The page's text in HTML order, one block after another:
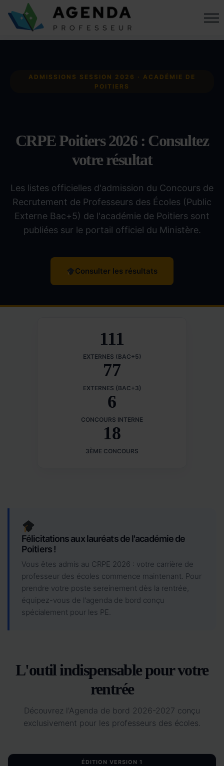
ADMISSIONS SESSION 2026 · ACADÉMIE DE
POITIERS
CRPE Poitiers 2026 : Consultez
votre résultat
Les listes officielles d'admission du Concours de
Recrutement de Professeurs des Écoles (Public
Externe Bac+5) de l'académie de Poitiers sont
publiées sur le portail officiel du Ministère.
Consulter les résultats
111
EXTERNES (BAC+5)
77
EXTERNES (BAC+3)
6
CONCOURS INTERNE
18
3ÈME CONCOURS
Félicitations aux lauréats de l'académie de
Poitiers !
Vous êtes admis au CRPE 2026 : votre carrière de
professeur des écoles commence maintenant. Pour
prendre votre poste sereinement dès la rentrée,
équipez-vous de l'agenda de bord conçu
spécialement pour les PE.
L'outil indispensable pour votre
rentrée
Découvrez l'Agenda de bord 2026-2027 conçu
exclusivement pour les professeurs des écoles.
ÉDITION VERSION 1